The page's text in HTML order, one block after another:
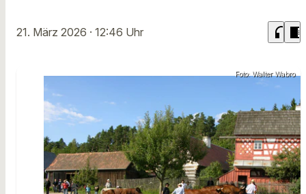
21. März 2026 · 12:46 Uhr headphones chrome_reader_mode
Foto: Walter Wabro